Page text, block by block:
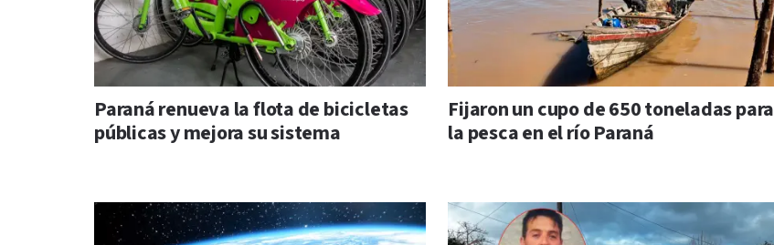
Paraná renueva la flota de bicicletas
públicas y mejora su sistema
Fijaron un cupo de 650 toneladas para
la pesca en el río Paraná